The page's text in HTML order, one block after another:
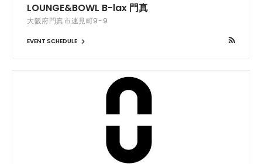
LOUNGE&BOWL B-lax 門真
大阪府門真市速見町9-9
EVENT SCHEDULE